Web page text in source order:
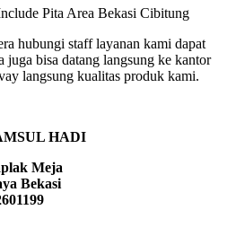
hubungi staff layanan kami dapat
juga bisa datang langsung ke kantor
langsung kualitas produk kami.
HADI
Meja
Bekasi